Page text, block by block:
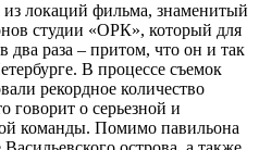
из локаций фильма, знаменитый
студии «ОРК», который для
раза – притом, что он и так
В процессе съемок
рекордное количество
говорит о серьезной и
команды. Помимо павильона